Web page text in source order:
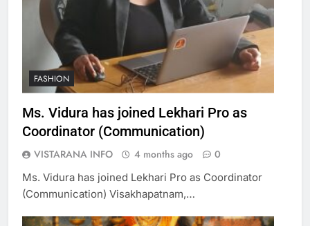
FASHION
Ms. Vidura has joined Lekhari Pro as
Coordinator (Communication)
VISTARANA INFO 4 months ago 0
Ms. Vidura has joined Lekhari Pro as Coordinator
(Communication) Visakhapatnam,…